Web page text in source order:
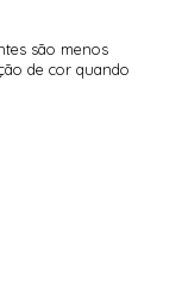
são menos
de cor quando